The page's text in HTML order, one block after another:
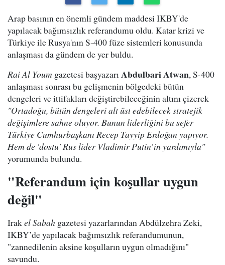
Arap basının en önemli gündem maddesi IKBY'de
yapılacak bağımsızlık referandumu oldu. Katar krizi ve
Türkiye ile Rusya'nın S-400 füze sistemleri konusunda
anlaşması da gündem de yer buldu.
Rai Al Youm gazetesi başyazarıAbdulbari Atwan, S-400
anlaşması sonrası bu gelişmenin bölgedeki bütün
dengeleri ve ittifakları değiştirebileceğinin altını çizerek
"Ortadoğu, bütün dengeleri alt üst edebilecek stratejik
değişimlere sahne oluyor. Bunun liderliğini bu sefer
Türkiye Cumhurbaşkanı Recep Tayyip Erdoğan yapıyor.
Hem de 'dostu' Rus lider Vladimir Putin’in yardımıyla"
yorumunda bulundu.
"Referandum için koşullar uygun
değil"
Irakel Sabah gazetesi yazarlarından Abdülzehra Zeki,
IKBY’de yapılacak bağımsızlık referandumunun,
"zannedilenin aksine koşulların uygun olmadığını"
savundu.